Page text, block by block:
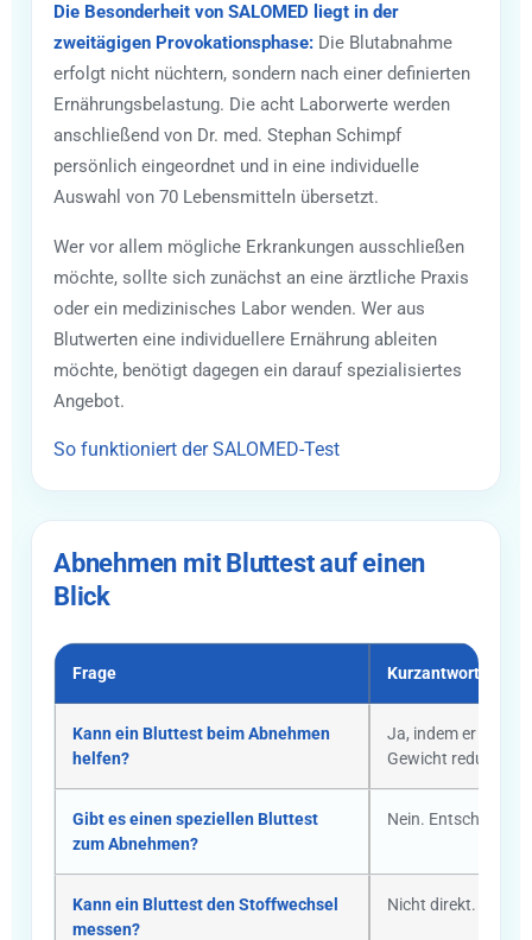
Die Besonderheit von SALOMED liegt in der
zweitägigen Provokationsphase: Die Blutabnahme
erfolgt nicht nüchtern, sondern nach einer definierten
Ernährungsbelastung. Die acht Laborwerte werden
anschließend von Dr. med. Stephan Schimpf
persönlich eingeordnet und in eine individuelle
Auswahl von 70 Lebensmitteln übersetzt.
Wer vor allem mögliche Erkrankungen ausschließen
möchte, sollte sich zunächst an eine ärztliche Praxis
oder ein medizinisches Labor wenden. Wer aus
Blutwerten eine individuellere Ernährung ableiten
möchte, benötigt dagegen ein darauf spezialisiertes
Angebot.
So funktioniert der SALOMED-Test
Abnehmen mit Bluttest auf einen
Blick
Frage Kurzantwort
Kann ein Bluttest beim Abnehmen
helfen?
Ja, indem er
Gewicht reduziert.
Gibt es einen speziellen Bluttest
zum Abnehmen?
Nein.
Kann ein Bluttest den Stoffwechsel
messen?
Nicht direkt. Er